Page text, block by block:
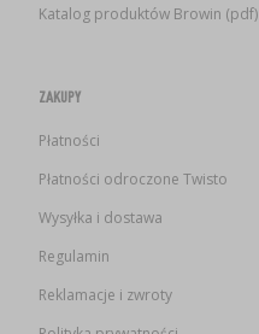
Katalog produktów Browin (pdf)
ZAKUPY
Płatności
Płatności odroczone Twisto
Wysyłka i dostawa
Regulamin
Reklamacje i zwroty